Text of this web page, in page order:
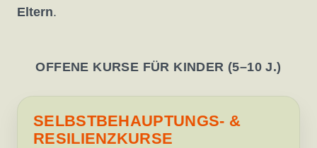
Eltern.
OFFENE KURSE FÜR KINDER (5–10 J.)
SELBSTBEHAUPTUNGS- &
RESILIENZKURSE